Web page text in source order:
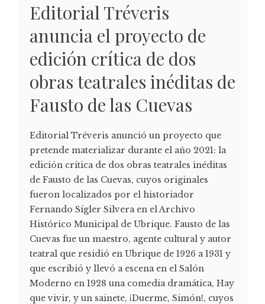
Editorial Tréveris
anuncia el proyecto de
edición crítica de dos
obras teatrales inéditas de
Fausto de las Cuevas
Editorial Tréveris anunció un proyecto que
pretende materializar durante el año 2021: la
edición crítica de dos obras teatrales inéditas
de Fausto de las Cuevas, cuyos originales
fueron localizados por el historiador
Fernando Sígler Silvera en el Archivo
Histórico Municipal de Ubrique. Fausto de las
Cuevas fue un maestro, agente cultural y autor
teatral que residió en Ubrique de 1926 a 1931 y
que escribió y llevó a escena en el Salón
Moderno en 1928 una comedia dramática, Hay
que vivir, y un sainete, ¡Duerme, Simón!, cuyos